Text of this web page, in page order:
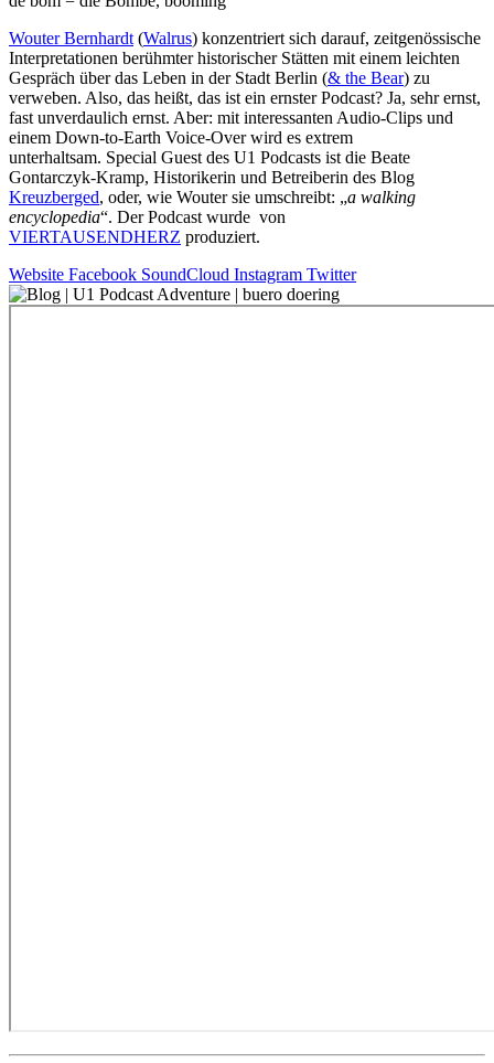
Wouter Bernhardt (Walrus) konzentriert sich darauf, zeitgenössische
Interpretationen berühmter historischer Stätten mit einem leichten
Gespräch über das Leben in der Stadt Berlin (& the Bear) zu
verweben. Also, das heißt, das ist ein ernster Podcast? Ja, sehr ernst,
fast unverdaulich ernst. Aber: mit interessanten Audio-Clips und
einem Down-to-Earth Voice-Over wird es extrem
unterhaltsam. Special Guest des U1 Podcasts ist die Beate
Gontarczyk-Kramp, Historikerin und Betreiberin des Blog
Kreuzberged, oder, wie Wouter sie umschreibt: „a walking
encyclopedia“. Der Podcast wurde von
VIERTAUSENDHERZ produziert.
Website Facebook SoundCloud Instagram Twitter